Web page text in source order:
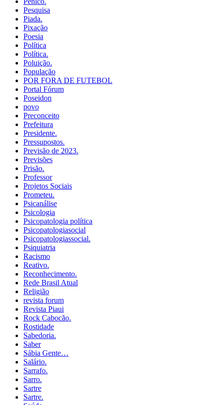
Pesquisa
Piada.
Pixação
Poesia
Política
Política.
Poluição.
População
POR FORA DE FUTEBOL
Portal Fórum
Poseidon
povo
Preconceito
Prefeitura
Presidente.
Pressupostos.
Previsão de 2023.
Previsões
Prisão.
Professor
Projetos Sociais
Prometeu.
Psicanálise
Psicologia
Psicopatologia política
Psicopatologiasocial
Psicopatologiassocial.
Psiquiatria
Racismo
Reativo.
Reconhecimento.
Rede Brasil Atual
Religião
revista forum
Revista Piaui
Rock Cabocão.
Rostidade
Sabedoria.
Saber
Sábia Gente…
Salário.
Sarrafo.
Sarro.
Sartre
Sartre.